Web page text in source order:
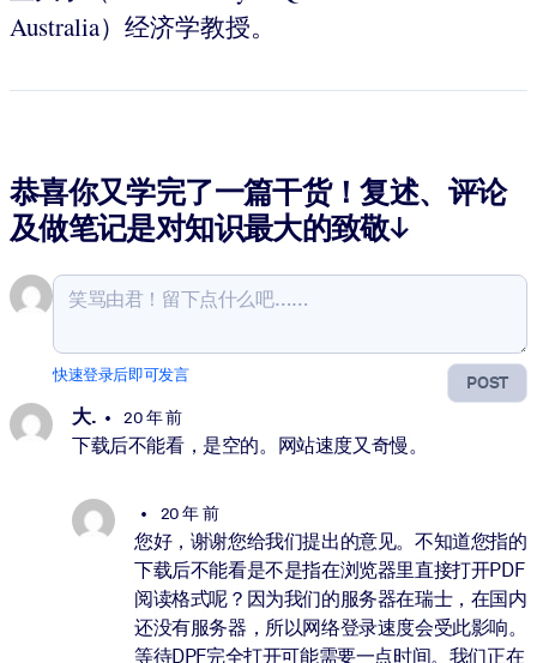
Australia）经济学教授。
恭喜你又学完了一篇干货！复述、评论
及做笔记是对知识最大的致敬↓
POST
快速登录后即可发言
大. 20 年 前
下载后不能看，是空的。网站速度又奇慢。
20 年 前
您好，谢谢您给我们提出的意见。不知道您指的
下载后不能看是不是指在浏览器里直接打开PDF
阅读格式呢？因为我们的服务器在瑞士，在国内
还没有服务器，所以网络登录速度会受此影响。
等待DPF完全打开可能需要一点时间。我们正在